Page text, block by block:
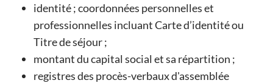
identité ; coordonnées personnelles et
professionnelles incluant Carte d’identité ou
Titre de séjour ;
montant du capital social et sa répartition ;
registres des procès-verbaux d'assemblée